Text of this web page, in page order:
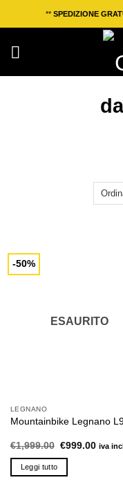
ai
** SPEDIZIONE
-50%
ESAURITO
LEGNANO
Mountainbike Legnano
€1,999.00 Il
€999.00Iliva
Leggi tutto